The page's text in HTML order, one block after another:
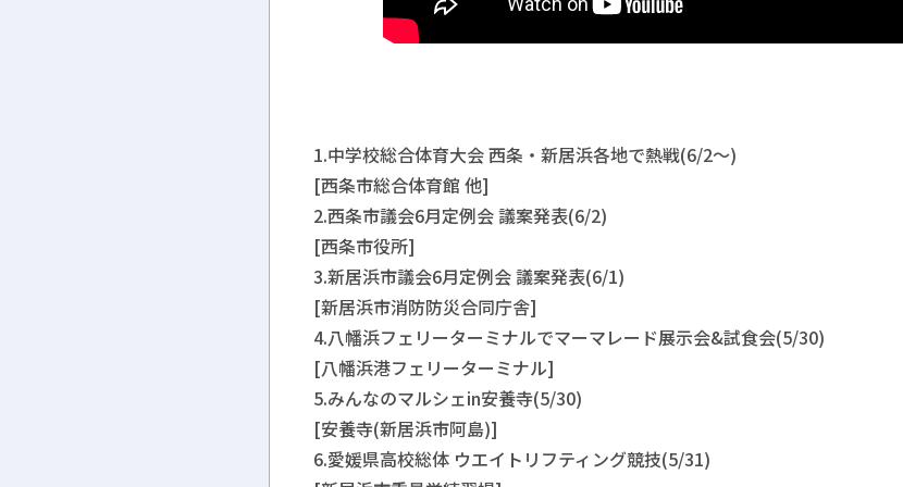
1.中学校総合体育大会 西条・新居浜各地で熱戦(6/2～)
[西条市総合体育館 他]
2.西条市議会6月定例会 議案発表(6/2)
[西条市役所]
3.新居浜市議会6月定例会 議案発表(6/1)
[新居浜市消防防災合同庁舎]
4.八幡浜フェリーターミナルでマーマレード展示会&試食会(5/30)
[八幡浜港フェリーターミナル]
5.みんなのマルシェin安養寺(5/30)
[安養寺(新居浜市阿島)]
6.愛媛県高校総体 ウエイトリフティング競技(5/31)